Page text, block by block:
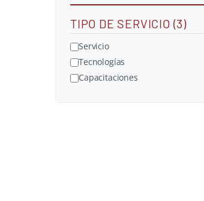
TIPO DE SERVICIO (3)
Servicio
Tecnologías
Capacitaciones